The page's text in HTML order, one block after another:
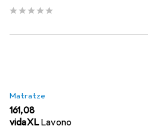
Matratze
EUR
161,08
vidaXL Lavono